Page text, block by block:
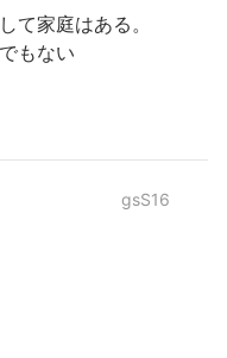
て家庭はある。
もない
gsS16